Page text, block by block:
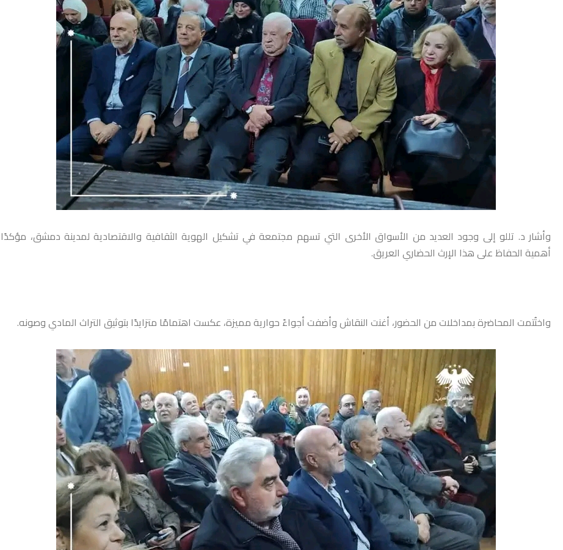
وأشار د. تللو إلى وجود العديد من الأسواق الأخرى التي تسهم مجتمعة في تشكيل الهوية الثقافية والاقتصادية لمدينة دمشق، مؤكدًا
أهمية الحفاظ على هذا الإرث الحضاري العريق.
واختُتمت المحاضرة بمداخلات من الحضور، أغنت النقاش وأضفت أجواءً حوارية مميزة، عكست اهتمامًا متزايدًا بتوثيق التراث المادي وصونه.